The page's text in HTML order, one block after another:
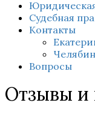
Судебная
Контакты
Вопросы
Отзывы и